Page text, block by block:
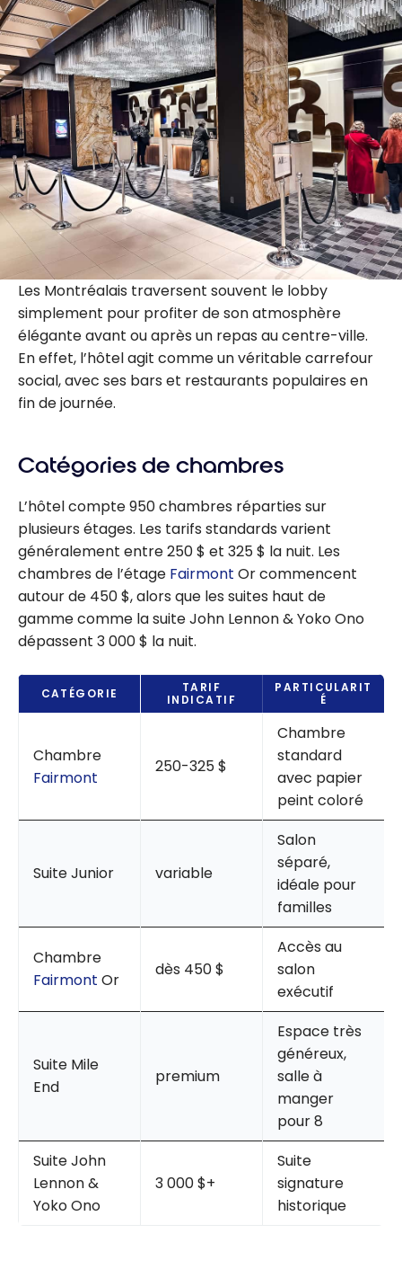
Les Montréalais traversent souvent le lobby
simplement pour profiter de son atmosphère
élégante avant ou après un repas au centre-ville.
En effet, l’hôtel agit comme un véritable carrefour
social, avec ses bars et restaurants populaires en
fin de journée.
Catégories de chambres
L’hôtel compte 950 chambres réparties sur
plusieurs étages. Les tarifs standards varient
généralement entre 250 $ et 325 $ la nuit. Les
chambres de l’étage Fairmont Or commencent
autour de 450 $, alors que les suites haut de
gamme comme la suite John Lennon & Yoko Ono
dépassent 3 000 $ la nuit.
CATÉGORIE
TARIF
INDICATIF
PARTICULARIT
É
Chambre
Fairmont
250-325 $
Chambre
standard
avec papier
peint coloré
Suite Junior variable
Salon
séparé,
idéale pour
familles
Chambre
Fairmont Or
dès 450 $
Accès au
salon
exécutif
Suite Mile
End
premium
Espace très
généreux,
salle à
manger
pour 8
Suite John
Lennon &
Yoko Ono
3 000 $+
Suite
signature
historique